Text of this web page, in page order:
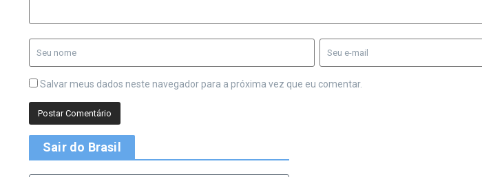
Salvar meus dados neste navegador para a próxima vez que eu comentar.
Sair do Brasil